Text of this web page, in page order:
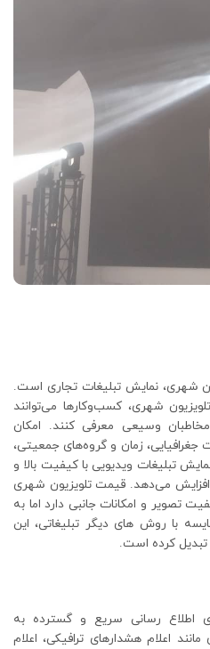
شهری، نمایش تبلیغات تجاری است.
شهری، کسب‌وکارها می‌توانند
وسیعی معرفی کنند. امکان
زمان و گروه‌های جمعیتی،
تبلیغات ویدیویی با کیفیت بالا و
افزایش می‌دهد. قیمت تلویزیون شهری
تصویر و امکانات جانبی دارد اما به
با روش های دیگر تبلیغاتی، این
تبدیل کرده است.
اطلاع رسانی سریع و گسترده به
اعلام هشدارهای ترافیکی، اعلام